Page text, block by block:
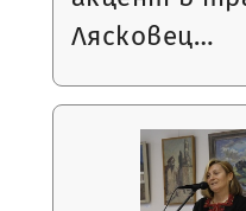
Лясковец…